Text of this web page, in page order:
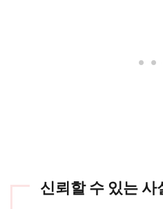
신뢰할 수 있는 사